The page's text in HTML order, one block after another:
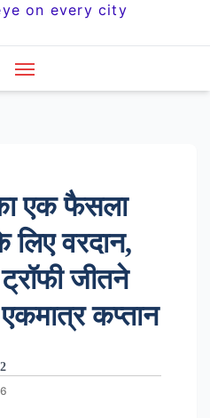
on every city
एक फैसला
लिए वरदान,
जीतने
कप्तान